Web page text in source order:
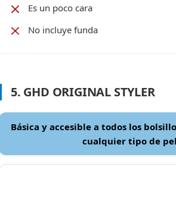
Es un poco cara
No incluye funda
5. GHD ORIGINAL STYLER
Básica y accesible a todos los
cualquier tipo de